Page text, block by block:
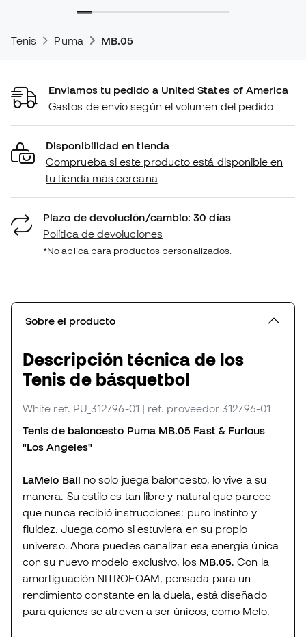
Tenis Puma MB.05
Enviamos tu pedido a United States of America
Gastos de envío según el volumen del pedido
Disponibilidad en tienda
Comprueba si este producto está disponible en
tu tienda más cercana
Plazo de devolución/cambio: 30 días
Política de devoluciones
*No aplica para productos personalizados.
Sobre el producto
Descripción técnica de los
Tenis de básquetbol
White ref. PU_312796-01 | ref. proveedor 312796-01
Tenis de baloncesto Puma MB.05 Fast & Furious
"Los Angeles"
LaMelo Ball no solo juega baloncesto, lo vive a su
manera. Su estilo es tan libre y natural que parece
que nunca recibió instrucciones: puro instinto y
fluidez. Juega como si estuviera en su propio
universo. Ahora puedes canalizar esa energía única
con su nuevo modelo exclusivo, los MB.05. Con la
amortiguación NITROFOAM, pensada para un
rendimiento constante en la duela, está diseñado
para quienes se atreven a ser únicos, como Melo.